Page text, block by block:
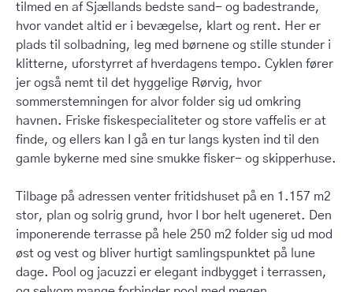
tilmed en af Sjællands bedste sand- og badestrande,
hvor vandet altid er i bevægelse, klart og rent. Her er
plads til solbadning, leg med børnene og stille stunder i
klitterne, uforstyrret af hverdagens tempo. Cyklen fører
jer også nemt til det hyggelige Rørvig, hvor
sommerstemningen for alvor folder sig ud omkring
havnen. Friske fiskespecialiteter og store vaffelis er at
finde, og ellers kan I gå en tur langs kysten ind til den
gamle bykerne med sine smukke fisker- og skipperhuse.
Tilbage på adressen venter fritidshuset på en 1.157 m2
stor, plan og solrig grund, hvor I bor helt ugeneret. Den
imponerende terrasse på hele 250 m2 folder sig ud mod
øst og vest og bliver hurtigt samlingspunktet på lune
dage. Pool og jacuzzi er elegant indbygget i terrassen,